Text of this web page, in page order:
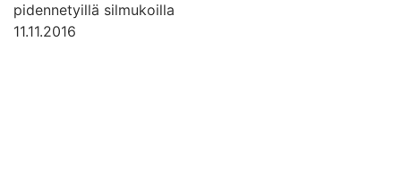
pidennetyillä silmukoilla
11.11.2016